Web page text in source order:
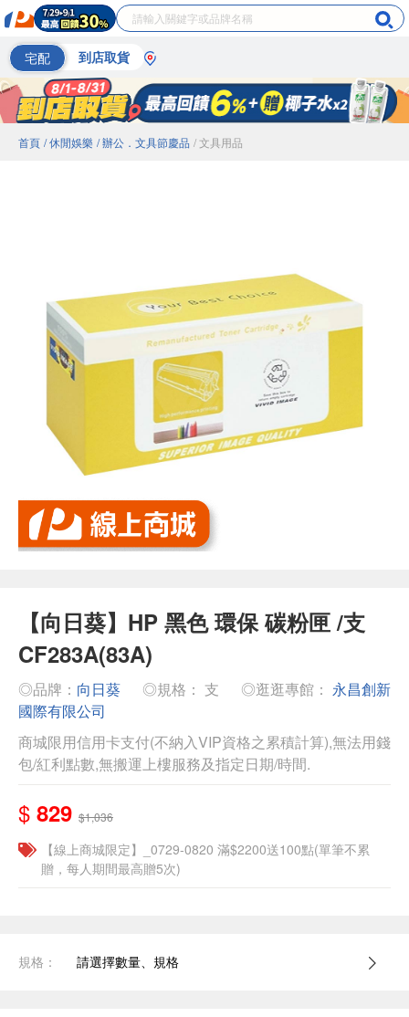
宅配 到店取貨
首頁 / 休閒娛樂 / 辦公．文具節慶品 / 文具用品
【向日葵】HP 黑色 環保 碳粉匣 /支
CF283A(83A)
◎品牌： 向日葵 ◎規格： 支 ◎逛逛專館： 永昌創新
國際有限公司
商城限用信用卡支付(不納入VIP資格之累積計算),無法用錢
包/紅利點數,無搬運上樓服務及指定日期/時間.
$ 829 $1,036
【線上商城限定】_0729-0820 滿$2200送100點(單筆不累
贈，每人期間最高贈5次)
規格： 請選擇數量、規格